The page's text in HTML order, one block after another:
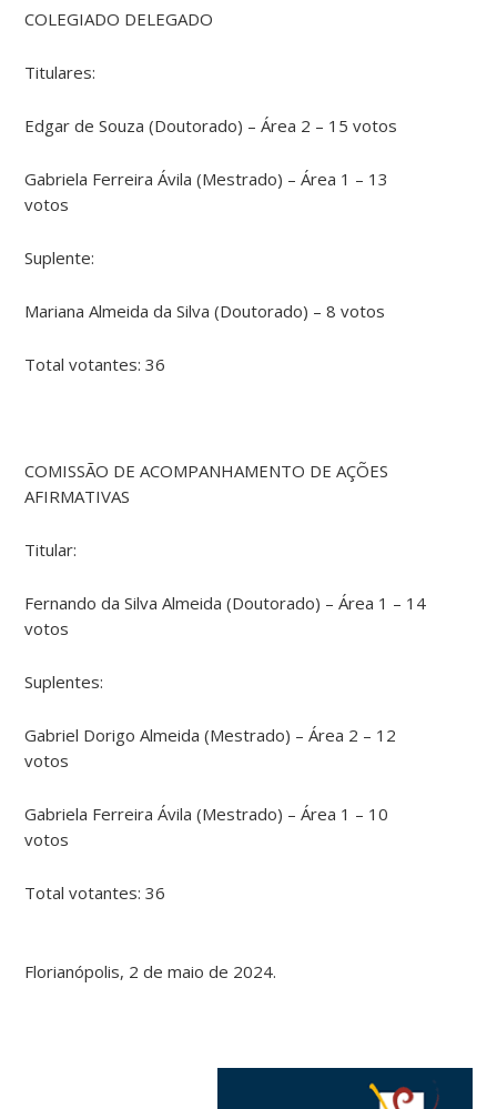
COLEGIADO DELEGADO
Titulares:
Edgar de Souza (Doutorado) – Área 2 – 15 votos
Gabriela Ferreira Ávila (Mestrado) – Área 1 – 13
votos
Suplente:
Mariana Almeida da Silva (Doutorado) – 8 votos
Total votantes: 36
COMISSÃO DE ACOMPANHAMENTO DE AÇÕES
AFIRMATIVAS
Titular:
Fernando da Silva Almeida (Doutorado) – Área 1 – 14
votos
Suplentes:
Gabriel Dorigo Almeida (Mestrado) – Área 2 – 12
votos
Gabriela Ferreira Ávila (Mestrado) – Área 1 – 10
votos
Total votantes: 36
Florianópolis, 2 de maio de 2024.